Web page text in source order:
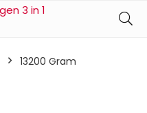
‎13200 Gram